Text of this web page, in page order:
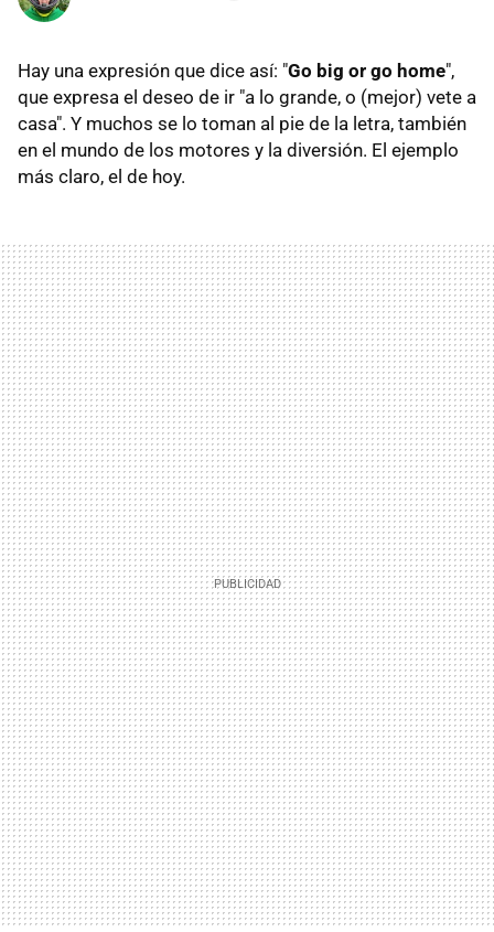
Hay una expresión que dice así: "Go big or go home",
que expresa el deseo de ir "a lo grande, o (mejor) vete a
casa". Y muchos se lo toman al pie de la letra, también
en el mundo de los motores y la diversión. El ejemplo
más claro, el de hoy.